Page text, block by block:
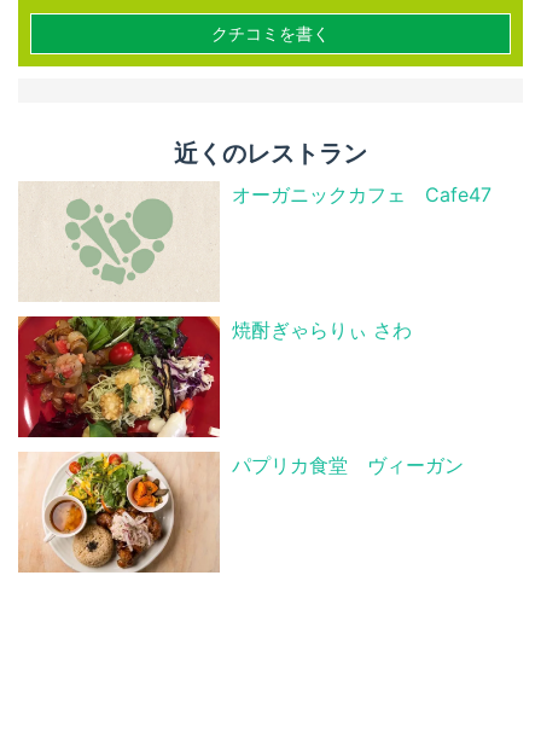
クチコミを書く
近くのレストラン
オーガニックカフェ Cafe47
焼酎ぎゃらりぃ さわ
パプリカ食堂 ヴィーガン